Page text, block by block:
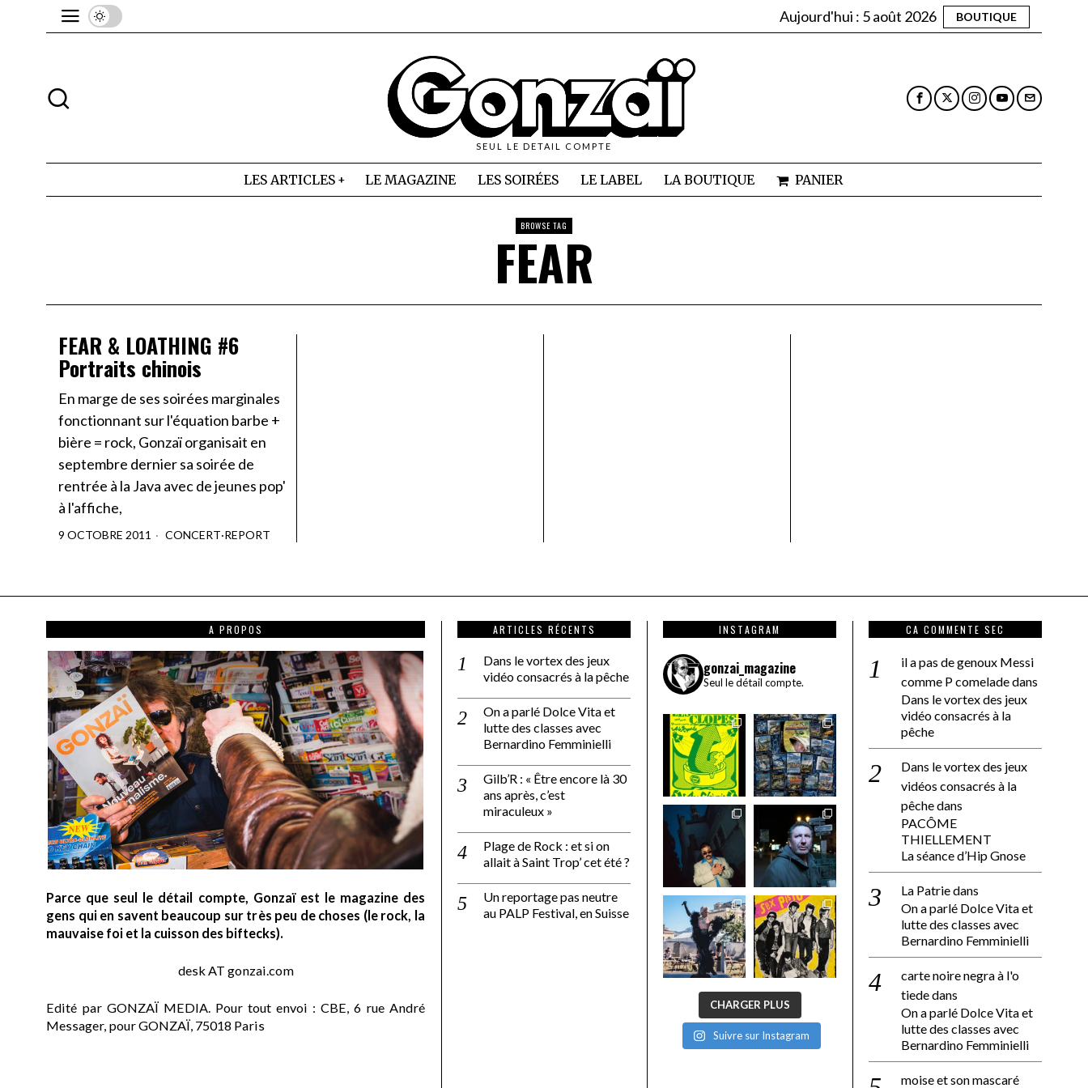
Aujourd'hui : 5 août 2026 BOUTIQUE
SEUL LE DETAIL COMPTE
LES ARTICLES LE MAGAZINE LES SOIRÉES LE LABEL LA BOUTIQUE PANIER
BROWSE TAG
FEAR
FEAR & LOATHING #6
Portraits chinois
En marge de ses soirées marginales
fonctionnant sur l'équation barbe +
bière = rock, Gonzaï organisait en
septembre dernier sa soirée de
rentrée à la Java avec de jeunes pop'
à l'affiche,
9 OCTOBRE 2011 CONCERT·REPORT
A PROPOS
Parce que seul le détail compte, Gonzaï est le magazine des
gens qui en savent beaucoup sur très peu de choses (le rock, la
mauvaise foi et la cuisson des biftecks).
desk AT gonzai.com
Edité par GONZAÏ MEDIA. Pour tout envoi : CBE, 6 rue André
Messager, pour GONZAÏ, 75018 Paris
ARTICLES RÉCENTS
Dans le vortex des jeux
vidéo consacrés à la pêche
On a parlé Dolce Vita et
lutte des classes avec
Bernardino Femminielli
Gilb’R : « Être encore là 30
ans après, c’est
miraculeux »
Plage de Rock : et si on
allait à Saint Trop’ cet été ?
Un reportage pas neutre
au PALP Festival, en Suisse
INSTAGRAM
gonzai_magazine
Seul le détail compte.
CHARGER PLUS
Suivre sur Instagram
CA COMMENTE SEC
il a pas de genoux Messi
comme P comeladedans
Dans le vortex des jeux
vidéo consacrés à la
pêche
Dans le vortex des jeux
vidéos consacrés à la
pêchedans
PACÔME
THIELLEMENT
La séance d’Hip Gnose
La Patriedans
On a parlé Dolce Vita et
lutte des classes avec
Bernardino Femminielli
carte noire negra à l'o
tiededans
On a parlé Dolce Vita et
lutte des classes avec
Bernardino Femminielli
moise et son mascaré